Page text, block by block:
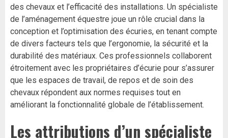
des chevaux et l’efficacité des installations. Un spécialiste
de l’aménagement équestre joue un rôle crucial dans la
conception et l’optimisation des écuries, en tenant compte
de divers facteurs tels que l’ergonomie, la sécurité et la
durabilité des matériaux. Ces professionnels collaborent
étroitement avec les propriétaires d’écurie pour s’assurer
que les espaces de travail, de repos et de soin des
chevaux répondent aux normes requises tout en
améliorant la fonctionnalité globale de l’établissement.
Les attributions d’un spécialiste